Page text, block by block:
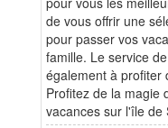
de vous offrir une
pour passer vos
famille. Le service
également à profiter
Profitez de la magie
vacances sur l'île de